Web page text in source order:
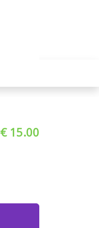
€ 15.00